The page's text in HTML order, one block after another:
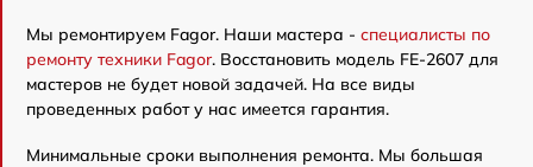
Мы ремонтируем Fagor. Наши мастера - специалисты по
ремонту техники Fagor. Восстановить модель FE-2607 для
мастеров не будет новой задачей. На все виды
проведенных работ у нас имеется гарантия.
Минимальные сроки выполнения ремонта. Мы большая